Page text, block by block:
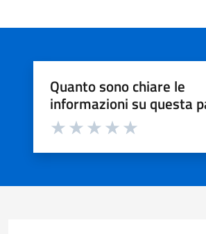
Quanto sono chiare le
informazioni su questa
Valuta da 1 a 5 stelle la pagina